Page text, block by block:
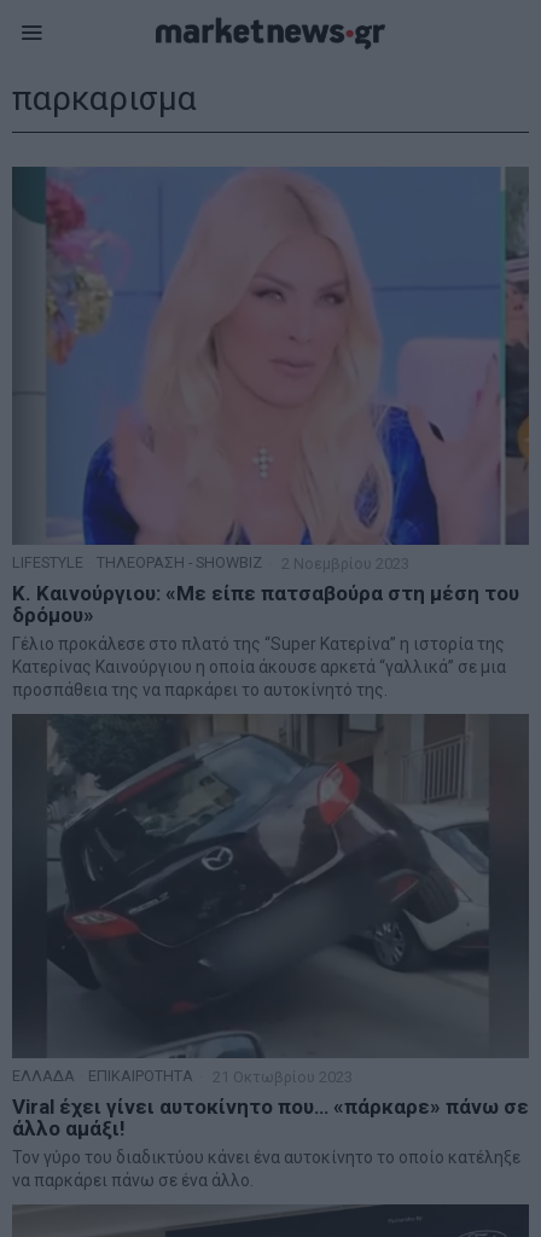
παρκαρισμα
LIFESTYLE ΤΗΛΕΟΡΑΣΗ - SHOWBIZ 2 Νοεμβρίου 2023
Κ. Καινούργιου: «Με είπε πατσαβούρα στη μέση του
δρόμου»
Γέλιο προκάλεσε στο πλατό της “Super Κατερίνα” η ιστορία της
Κατερίνας Καινούργιου η οποία άκουσε αρκετά “γαλλικά” σε μια
προσπάθεια της να παρκάρει το αυτοκίνητό της.
ΕΛΛΑΔΑ ΕΠΙΚΑΙΡΟΤΗΤΑ 21 Οκτωβρίου 2023
Viral έχει γίνει αυτοκίνητο που… «πάρκαρε» πάνω σε
άλλο αμάξι!
Τον γύρο του διαδικτύου κάνει ένα αυτοκίνητο το οποίο κατέληξε
να παρκάρει πάνω σε ένα άλλο.